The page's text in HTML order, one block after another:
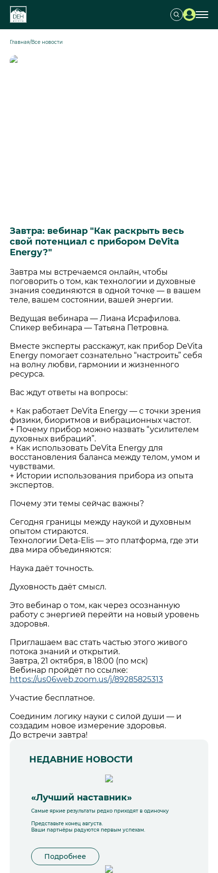
Главная/Все новости
Завтра: вебинар "Как раскрыть весь
свой потенциал с прибором DeVita
Energy?"
Завтра мы встречаемся онлайн, чтобы
поговорить о том, как технологии и духовные
знания соединяются в одной точке — в вашем
теле, вашем состоянии, вашей энергии.
Ведущая вебинара — Лиана Исрафилова.
Спикер вебинара — Татьяна Петровна.
Вместе эксперты расскажут, как прибор DeVita
Energy помогает сознательно “настроить” себя
на волну любви, гармонии и жизненного
ресурса.
Вас ждут ответы на вопросы:
+ Как работает DeVita Energy — с точки зрения
физики, биоритмов и вибрационных частот.
+ Почему прибор можно назвать “усилителем
духовных вибраций”.
+ Как использовать DeVita Energy для
восстановления баланса между телом, умом и
чувствами.
+ Истории использования прибора из опыта
экспертов.
Почему эти темы сейчас важны?
Сегодня границы между наукой и духовным
опытом стираются.
Технологии Deta-Elis — это платформа, где эти
два мира объединяются:
Наука даёт точность.
Духовность даёт смысл.
Это вебинар о том, как через осознанную
работу с энергией перейти на новый уровень
здоровья.
Приглашаем вас стать частью этого живого
потока знаний и открытий.
Завтра, 21 октября, в 18:00 (по мск)
Вебинар пройдёт по ссылке:
https://us06web.zoom.us/j/89285825313
Участие бесплатное.
Соединим логику науки с силой души — и
создадим новое измерение здоровья.
До встречи завтра!
НЕДАВНИЕ НОВОСТИ
«Лучший наставник»
Самые яркие результаты редко приходят в одиночку
Представьте конец августа.
Ваши партнёры радуются первым успехам.
Подробнее